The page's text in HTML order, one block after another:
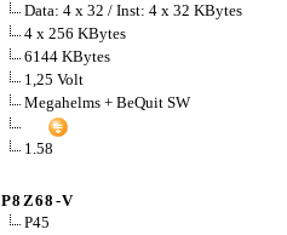
Data: 4 x 32 / Inst: 4 x 32 KBytes
4 x 256 KBytes
6144 KBytes
1,25 Volt
Megahelms + BeQuit SW
1.58
P8Z68-V
P45